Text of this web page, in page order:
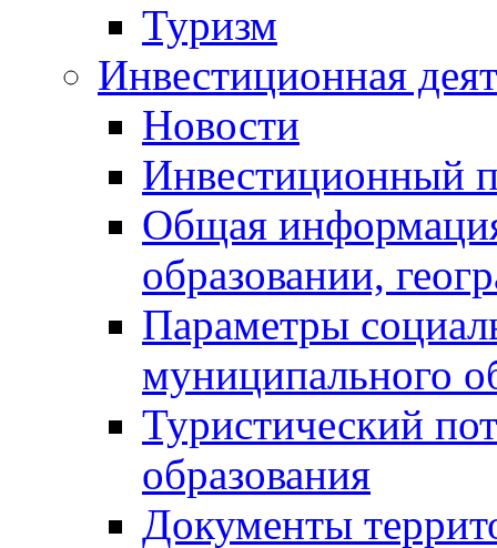
Туризм
Инвестиционная
Новости
Инвестиционный
Общая
образовании,
Параметры
муниципального
Туристический
образования
Документы